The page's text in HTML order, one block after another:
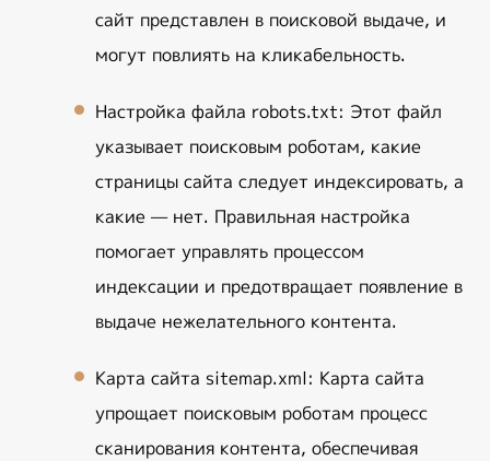
сайт представлен в поисковой выдаче, и
могут повлиять на кликабельность.
Настройка файла robots.txt: Этот файл
указывает поисковым роботам, какие
страницы сайта следует индексировать, а
какие — нет. Правильная настройка
помогает управлять процессом
индексации и предотвращает появление в
выдаче нежелательного контента.
Карта сайта sitemap.xml: Карта сайта
упрощает поисковым роботам процесс
сканирования контента, обеспечивая